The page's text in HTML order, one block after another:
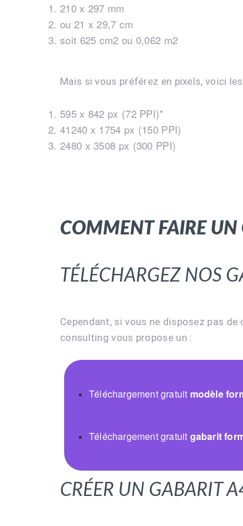
210 x 297 mm
ou 21 x 29,7 cm
soit 625 cm2 ou 0,062 m2
Mais si vous préférez en pixels, voici
595 x 842 px (72 PPI)*
41240 x 1754 px (150 PPI)
2480 x 3508 px (300 PPI)
Comment faire
Téléchargez nos
Cependant, si vous ne disposez pas
consulting vous propose un :
Téléchargement gratuit modèle
Téléchargement gratuit gabarit
Créer un gabarit